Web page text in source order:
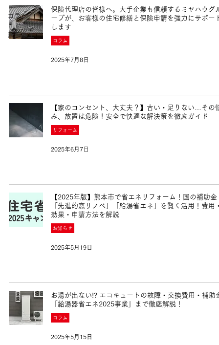
コラム
断熱施工
保険代理店の皆様へ。大手企業も信頼するミヤハウグ
ープが、お客様の住宅修繕と保険申請を強力にサポー
します
コラム
2025年7月8日
【家のコンセント、大丈夫？】古い・足りない…その
み、放置は危険！安全で快適な解決策を徹底ガイド
リフォーム
2025年6月7日
【2025年版】熊本市で省エネリフォーム！国の補助金
「先進的窓リノベ」「給湯省エネ」を賢く活用！費用
効果・申請方法を解説
お知らせ
2025年5月19日
お湯が出ない!? エコキュートの故障・交換費用・補助
「給湯器省エネ2025事業」まで徹底解説！
コラム
2025年5月15日